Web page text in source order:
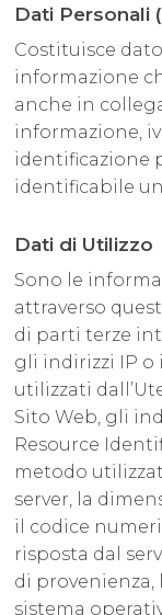
Dati Personali
Costituisce
informazione
anche in
informazione,
identificazione
identificabile
Dati di Utilizzo
Sono le
attraverso
di parti terze
gli indirizzi IP
utilizzati
Sito Web, gli
Resource
metodo
server, la
il codice
risposta dal
di provenienza,
sistema